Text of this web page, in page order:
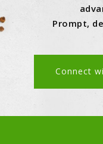
Prompt,
Connect